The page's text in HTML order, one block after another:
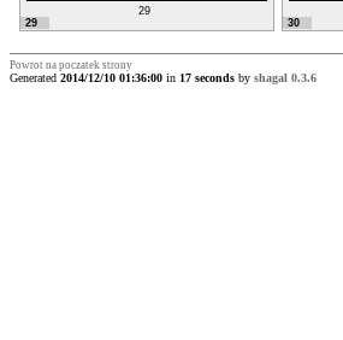
29
29
30
Powrot na poczatek strony
Generated 2014/12/10 01:36:00 in 17 seconds by shagal 0.3.6